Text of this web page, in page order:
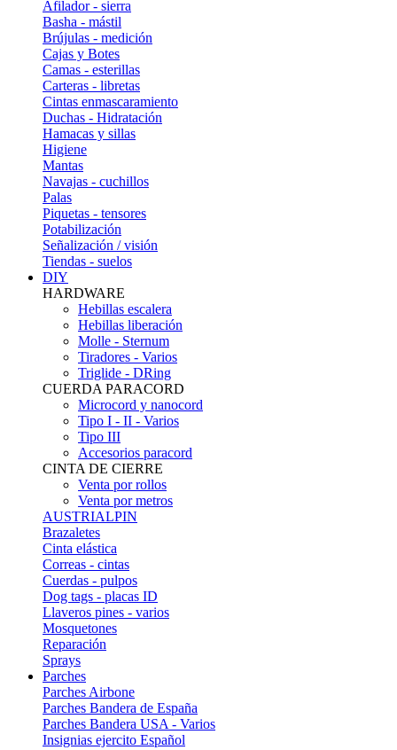
Afilador - sierra
Basha - mástil
Brújulas - medición
Cajas y Botes
Camas - esterillas
Carteras - libretas
Cintas enmascaramiento
Duchas - Hidratación
Hamacas y sillas
Higiene
Mantas
Navajas - cuchillos
Palas
Piquetas - tensores
Potabilización
Señalización / visión
Tiendas - suelos
DIY
HARDWARE
Hebillas escalera
Hebillas liberación
Molle - Sternum
Tiradores - Varios
Triglide - DRing
CUERDA PARACORD
Microcord y nanocord
Tipo I - II - Varios
Tipo III
Accesorios paracord
CINTA DE CIERRE
Venta por rollos
Venta por metros
AUSTRIALPIN
Brazaletes
Cinta elástica
Correas - cintas
Cuerdas - pulpos
Dog tags - placas ID
Llaveros pines - varios
Mosquetones
Reparación
Sprays
Parches
Parches Airbone
Parches Bandera de España
Parches Bandera USA - Varios
Insignias ejercito Español